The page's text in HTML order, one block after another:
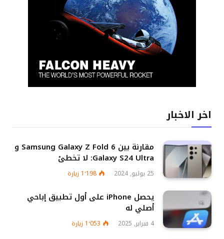
اخر الاخبار
مقارنة بين Samsung Galaxy Z Fold 6 و
Galaxy S24 Ultra: لا تخطئ
25 يوليو, 2024 1٬198 زيارة
يحصل iPhone على أول تطبيق إباحي
أصلي له
4 فبراير, 2025 1٬053 زيارة